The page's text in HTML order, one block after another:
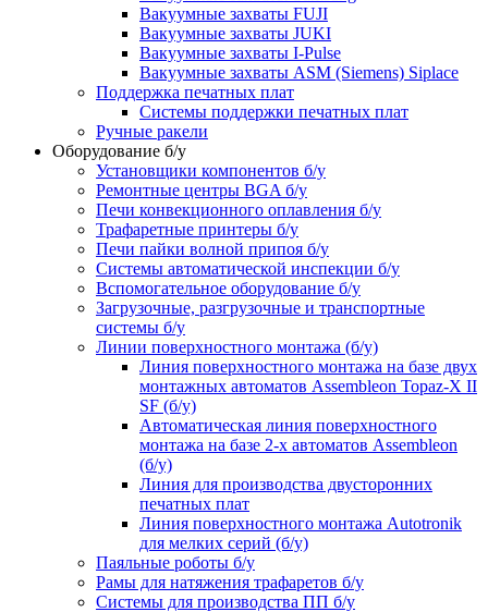
Вакуумные захваты FUJI
Вакуумные захваты JUKI
Вакуумные захваты I-Pulse
Вакуумные захваты ASM (Siemens) Siplace
Поддержка печатных плат
Системы поддержки печатных плат
Ручные ракели
Оборудование б/у
Установщики компонентов б/у
Ремонтные центры BGA б/у
Печи конвекционного оплавления б/у
Трафаретные принтеры б/у
Печи пайки волной припоя б/у
Системы автоматической инспекции б/у
Вспомогательное оборудование б/у
Загрузочные, разгрузочные и транспортные
системы б/у
Линии поверхностного монтажа (б/у)
Линия поверхностного монтажа на базе двух
монтажных автоматов Assembleon Topaz-X II
SF (б/у)
Автоматическая линия поверхностного
монтажа на базе 2-х автоматов Assembleon
(б/у)
Линия для производства двусторонних
печатных плат
Линия поверхностного монтажа Autotronik
для мелких серий (б/у)
Паяльные роботы б/у
Рамы для натяжения трафаретов б/у
Системы для производства ПП б/у